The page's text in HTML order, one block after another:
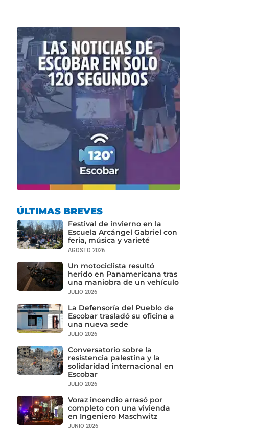
ÚLTIMAS BREVES
Festival de invierno en la
Escuela Arcángel Gabriel con
feria, música y varieté
AGOSTO 2026
Un motociclista resultó
herido en Panamericana tras
una maniobra de un vehículo
JULIO 2026
La Defensoría del Pueblo de
Escobar trasladó su oficina a
una nueva sede
JULIO 2026
Conversatorio sobre la
resistencia palestina y la
solidaridad internacional en
Escobar
JULIO 2026
Voraz incendio arrasó por
completo con una vivienda
en Ingeniero Maschwitz
JUNIO 2026